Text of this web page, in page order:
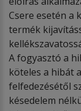
Csere esetén a
termék
A fogyasztó a
köteles a hibát
felfedezésétől
késedelem